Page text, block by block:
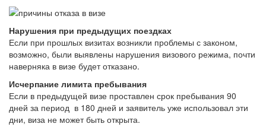
Нарушения при предыдущих поездках
Если при прошлых визитах возникли проблемы с законом,
возможно, были выявлены нарушения визового режима, почти
наверняка в визе будет отказано.
Исчерпание лимита пребывания
Если в предыдущей визе проставлен срок пребывания 90
дней за период в 180 дней и заявитель уже использовал эти
дни, виза не может быть открыта.